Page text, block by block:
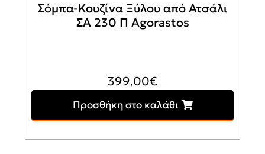
Σόμπα-Κουζίνα Ξύλου από Ατσάλι
ΣΑ 230 Π Agorastos
399,00€
Προσθήκη στο καλάθι